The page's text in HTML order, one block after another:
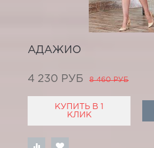
АДАЖИО
4 230 РУБ 8 460 РУБ
КУПИТЬ В 1
КЛИК